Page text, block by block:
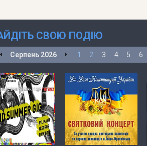
СВОЮ ПОДІЮ
Серпень 2026 1 2 3 4 5 6